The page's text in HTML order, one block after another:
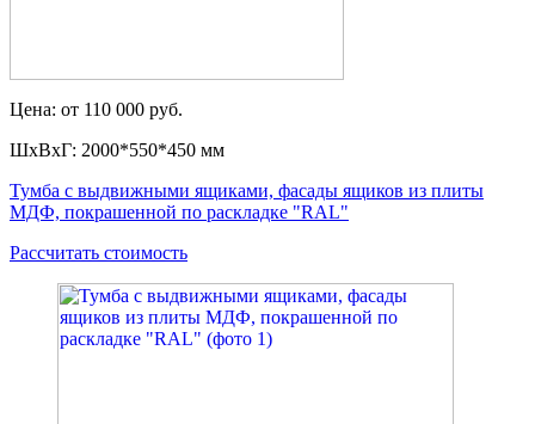
Цена: от 110 000 руб.
ШxВxГ: 2000*550*450 мм
Тумба с выдвижными ящиками, фасады ящиков из плиты
МДФ, покрашенной по раскладке "RAL"
Рассчитать стоимость